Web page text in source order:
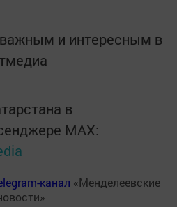
и интересным в
в
MАХ:
канал «Менделеевские